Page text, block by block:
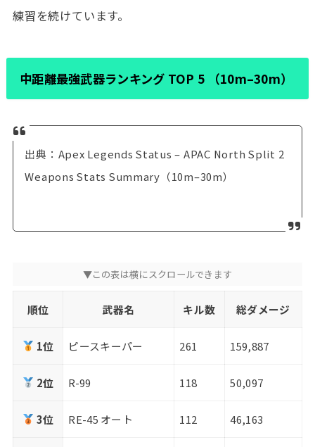
練習を続けています。
中距離最強武器ランキング TOP 5 （10m–30m）
出典：Apex Legends Status – APAC North Split 2
Weapons Stats Summary（10m–30m）
順位 武器名 キル数 総ダメージ
1位 ピースキーパー 261 159,887
2位 R-99 118 50,097
3位 RE-45 オート 112 46,163